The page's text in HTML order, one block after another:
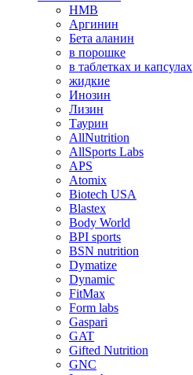
HMB
Аргинин
Бета аланин
в порошке
в таблетках и капсулах
жидкие
Инозин
Лизин
Таурин
AllNutrition
AllSports Labs
APS
Atomix
Biotech USA
Blastex
Body World
BPI sports
BSN nutrition
Dymatize
Dynamic
FitMax
Form labs
Gaspari
GAT
Gifted Nutrition
GNC